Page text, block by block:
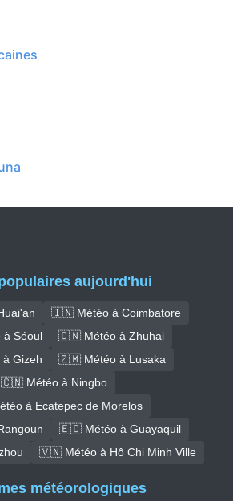
aujourd'hui
🇮🇳 Météo à Coimbatore
Séoul
🇨🇳 Météo à Zhuhai
Gizeh
🇿🇲 Météo à Lusaka
🇨🇳 Météo à Ningbo
à Ecatepec de Morelos
🇪🇨 Météo à Guayaquil
🇻🇳 Météo à Hô Chi Minh Ville
météorologiques